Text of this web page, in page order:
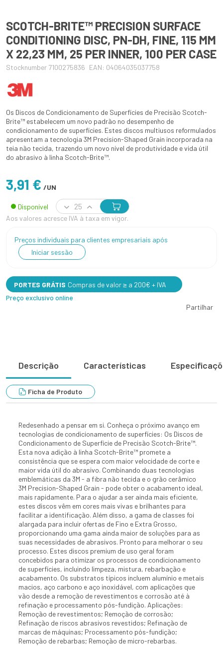
SCOTCH-BRITE™ PRECISION SURFACE
CONDITIONING DISC, PN-DH, FINE, 115 MM
X 22,23 MM, 25 PER INNER, 100 PER CASE
Stocknumber 7100275836 EAN: 04064035037758
Os Discos de Condicionamento de Superfícies de Precisão Scotch-
Brite™ estabelecem um novo padrão no desempenho de
condicionamento de superfícies. Estes discos multiusos reformulados
apresentam a tecnologia 3M Precision-Shaped Grain incorporada na
teia não tecida, trazendo um novo nível de produtividade e vida útil
do abrasivo à linha Scotch-Brite™.
3,91 € /UN
Disponível
Aos valores acresce IVA à taxa em vigor.
Preços individuais para clientes empresariais após
Iniciar sessão
PORTES GRÁTIS Compras de valor ≥ a 200€ + IVA
Preço exclusivo online
Partilhar
Descrição Características
Ficha de Produto
Redesenhado a pensar em si. Conheça o próximo avanço em
tecnologias de condicionamento de superfícies: Os Discos de
Condicionamento de Superfície de Precisão Scotch-Brite™.
Esta nova adição à linha Scotch-Brite™ promete a
consistência que se espera com maior velocidade de corte e
maior vida útil do abrasivo. Combinando duas tecnologias
emblemáticas da 3M - a fibra não tecida e o grão cerâmico
3M Precision-Shaped Grain - pode obter o acabamento ideal,
mais rapidamente. Para o ajudar a ser ainda mais eficiente,
estes discos vêm em cores mais vivas e brilhantes para
facilitar a identificação. Além disso, a gama de classes foi
alargada para incluir ofertas de Fino e Extra Grosso,
proporcionando uma gama ainda maior de soluções para as
suas necessidades de abrasivos. Pronto para melhorar o seu
processo. Estes discos premium de uso geral foram
concebidos para otimizar os processos de condicionamento
de superfícies, incluindo limpeza, mistura, rebarbação e
acabamento. Os substratos típicos incluem alumínio e metais
macios, aço carbono e aço inoxidável, com aplicações que
vão desde a remoção de revestimentos e corrosão até à
refinação e processamento pós-fundição. Aplicações:
Remoção de revestimentos; Remoção de corrosão;
Refinação de riscos abrasivos revestidos; Refinação de
marcas de máquinas; Processamento pós-fundição;
Remoção de rebarbas; Remoção de micro-rebarbas.